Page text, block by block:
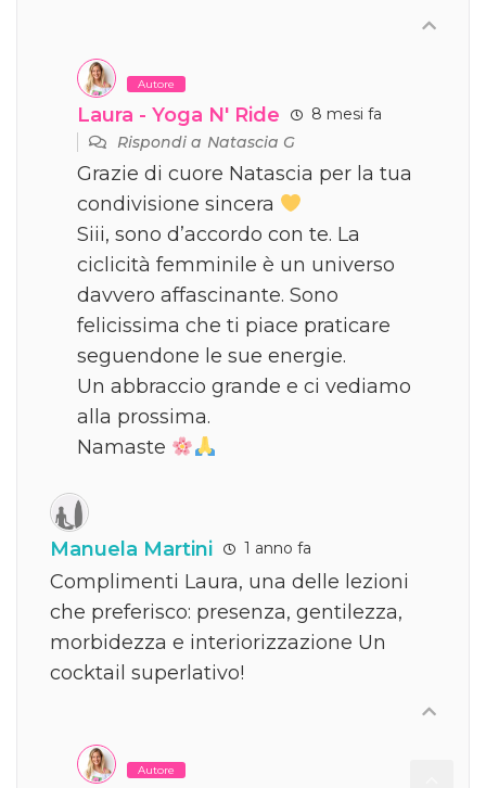
Autore
Laura - Yoga N' Ride
8 mesi fa
Rispondi aNatascia G
Grazie di cuore Natascia per la tua
condivisione sincera
Siii, sono d’accordo con te. La
ciclicità femminile è un universo
davvero affascinante. Sono
felicissima che ti piace praticare
seguendone le sue energie.
Un abbraccio grande e ci vediamo
alla prossima.
Namaste
Manuela Martini 1 anno fa
Complimenti Laura, una delle lezioni
che preferisco: presenza, gentilezza,
morbidezza e interiorizzazione Un
cocktail superlativo!
Autore